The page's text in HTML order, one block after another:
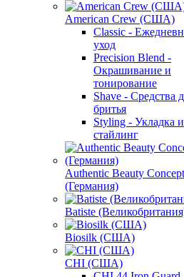
American Crew (США)
Classic -
уход
Precision Blend -
Окрашивание и
тонирование
Shave - Средства
бритья
Styling - Укладка и
стайлинг
Authentic Beauty Concept
(Германия)
Batiste
Biosilk (США)
CHI (США)